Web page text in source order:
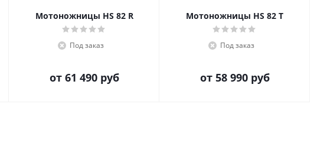
Мотоножницы HS 82 R
Под заказ
от 61 490 руб
Мотоножницы HS 82 T
Под заказ
от 58 990 руб